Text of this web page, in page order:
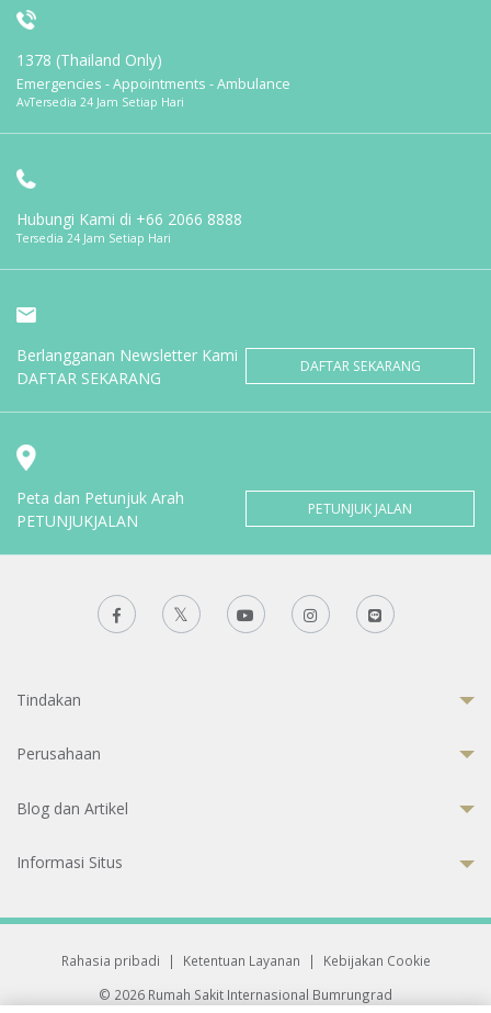
1378 (Thailand Only)
Emergencies - Appointments - Ambulance
AvTersedia 24 Jam Setiap Hari
Hubungi Kami di +66 2066 8888
Tersedia 24 Jam Setiap Hari
Berlangganan Newsletter Kami
DAFTAR SEKARANG
DAFTAR SEKARANG
Peta dan Petunjuk Arah
PETUNJUKJALAN
PETUNJUK JALAN
Tindakan
Perusahaan
Blog dan Artikel
Informasi Situs
Rahasia pribadi | Ketentuan Layanan |
Kebijakan Cookie
© 2026 Rumah Sakit Internasional Bumrungrad